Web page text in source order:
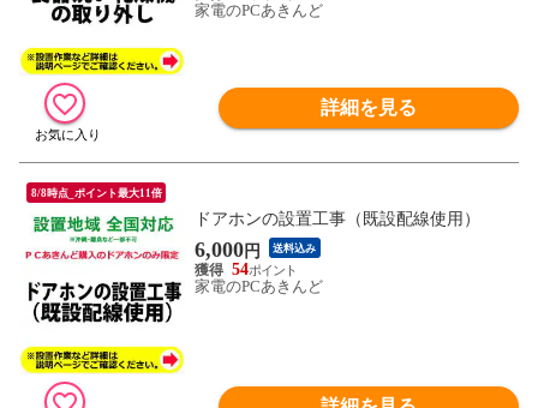
家電のPCあきんど
詳細を見る
8/8時点_ポイント最大11倍
ドアホンの設置工事（既設配線使用）
6,000円 送料込み
54
家電のPCあきんど